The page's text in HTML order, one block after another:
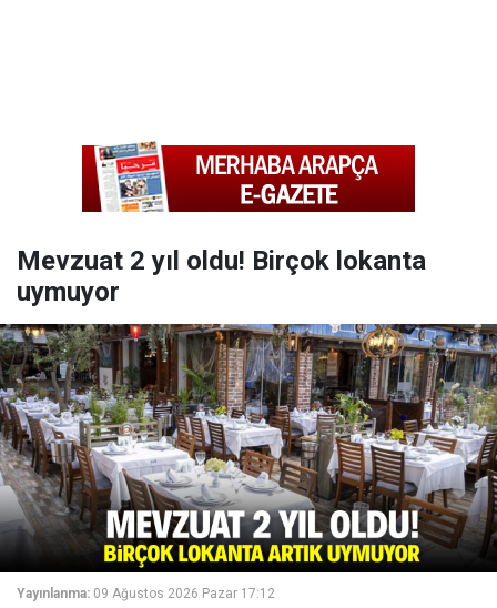
Mevzuat 2 yıl oldu! Birçok lokanta
uymuyor
Yayınlanma: 09 Ağustos 2026 Pazar 17:12